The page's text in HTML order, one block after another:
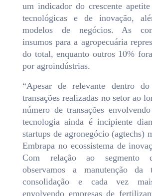
um indicador do crescente
tecnológicas e de inovação,
modelos de negócios. As
insumos para a agropecuária
do total, enquanto outros 10%
por agroindústrias.
“Apesar de relevante dentro
transações realizadas no setor ao
número de transações
tecnologia ainda é incipiente
startups de agronegócio (agtechs)
Embrapa no ecossistema de
Com relação ao segmento
observamos a manutenção da
consolidação e cada vez
envolvendo empresas de